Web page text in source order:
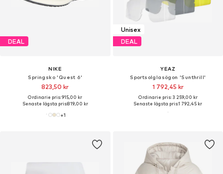
DEAL
NIKE
Springsko 'Quest 6'
823,50 kr
Ordinarie pris: 915,00 kr
Senaste lägsta pris:819,00 kr
+1
Unisex
DEAL
YEAZ
Sportsolglasögon 'Sunthrill'
1 792,45 kr
Ordinarie pris: 3 259,00 kr
Senaste lägsta pris:1 792,45 kr